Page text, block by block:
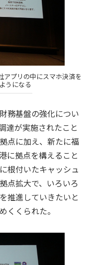
アプリの中にスマホ決済を
うになる
務基盤の強化につい
達が実施されたこと
点に加え、新たに福
に拠点を構えること
根付いたキャッシュ
点拡大で、いろいろ
推進していきたいと
くくられた。